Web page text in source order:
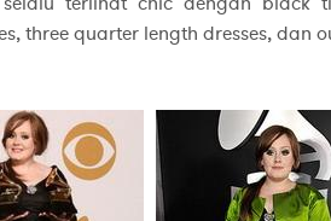
three quarter length dresses, dan